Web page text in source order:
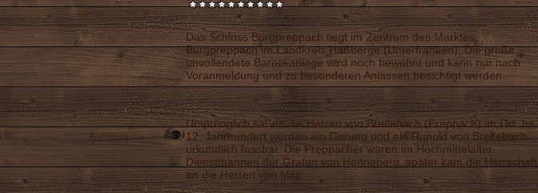
Das Schloss Burgpreppach liegt im Zentrum des Marktes
Burgpreppach im Landkreis Haßberge (Unterfranken). Die große,
unvollendete Barockanlage wird noch bewohnt und kann nur nach
Voranmeldung und zu besonderen Anlässen besichtigt werden.
Ursprünglich saßen die Herren von Breitebach (Preppach) im Ort. Im
12. Jahrhundert werden ein Gerung und ein Runold von Breitebach
urkundlich fassbar. Die Preppacher waren im Hochmittelalter
Dienstmannen der Grafen von Henneberg, später kam die Herrschaft
an die Herren von Milz.